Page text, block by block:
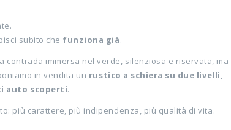
subito che funziona già.
contrada immersa nel verde, silenziosa e riservata, ma
in vendita un rustico a schiera su due livelli,
auto scoperti.
più carattere, più indipendenza, più qualità di vita.